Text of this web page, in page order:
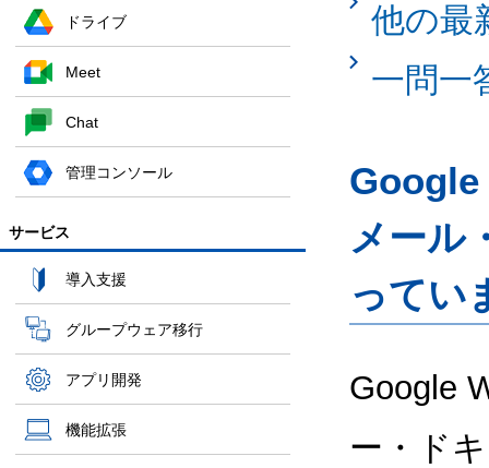
ドライブ
Meet
Chat
管理コンソール
サービス
導入支援
グループウェア移行
アプリ開発
機能拡張
他の最
一問一
Google
メール
ってい
Google
ー・ド